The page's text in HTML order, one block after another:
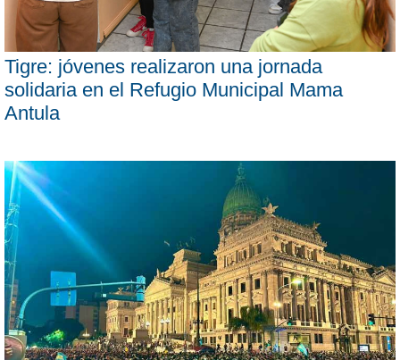
Tigre: jóvenes realizaron una jornada
solidaria en el Refugio Municipal Mama
Antula